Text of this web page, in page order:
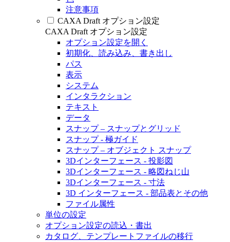
注意事項
CAXA Draft オプション設定
CAXA Draft オプション設定
オプション設定を開く
初期化、読み込み、書き出し
パス
表示
システム
インタラクション
テキスト
データ
スナップ – スナップとグリッド
スナップ - 極ガイド
スナップ – オブジェクト スナップ
3Dインターフェース - 投影図
3Dインターフェース - 略図ねじ山
3Dインターフェース - 寸法
3D インターフェース - 部品表とその他
ファイル属性
単位の設定
オプション設定の読込・書出
カタログ、テンプレートファイルの移行